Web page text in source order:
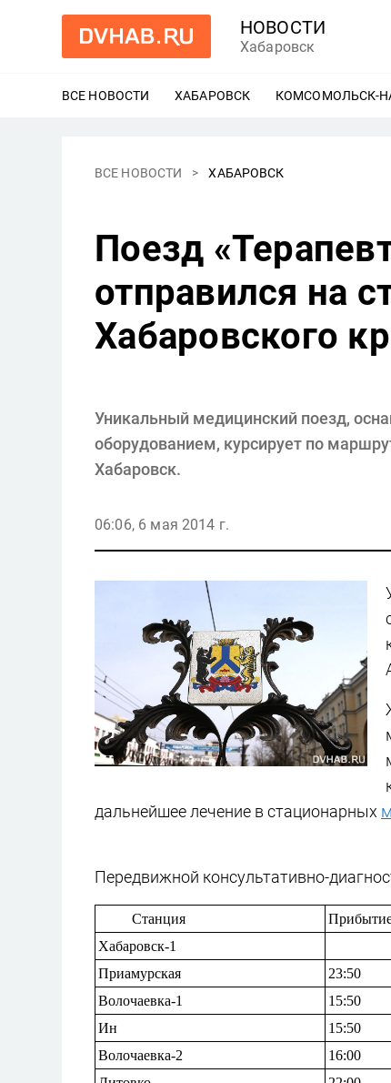
НОВОСТИ
Хабаровск
ВСЕ НОВОСТИ ХАБАРОВСК ЕЩЕ
КОМСОМОЛЬСК-
ВСЕ НОВОСТИ ХАБАРОВСК
Поезд
отправился на
Хабаровского
Уникальный медицинский поезд,
оборудованием, курсирует по
Хабаровск.
06:06, 6 мая 2014 г.
дальнейшее лечение в стационарных
Передвижной консультативно-
Станция
Хабаровск-1
Приамурская
23:50
Волочаевка-1 15:50
Ин
15:50
Волочаевка-2 16:00